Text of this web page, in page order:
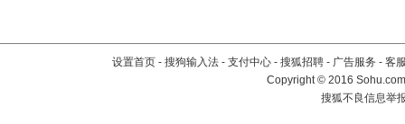
设置首页 - 搜狗输入法 - 支付中心 - 搜狐招聘 - 广告服务 - 客
Copyright©2016
搜狐不良信息举